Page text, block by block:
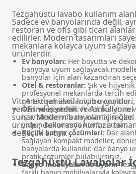
Tezgahüstü lavabo kullanım
Sadece ev banyolarında değil,
restoran ve ofis gibi ticari
edilirler. Modern tasarımları
mekanlara kolayca uyum
ürünlerdir.
Ev banyoları: Her boyutta ve
banyoya uyum sağlayacak
banyolar için alan kazandıran
Otel & restoranlar: Şık ve
profesyonel mekanlarda tercih
gerektiren alanlar için uygundur.
Ofis ve iş yerleri:Pratik kullanım
iş ortamlarında da avantaj
yoğun kullanımda konfor sunar.
Küçük banyo çözümleri: Dar
sağlayan kompakt modeller,
banyolarda kullanılır. dar banyo
pratik çözümler bulabilirsiniz.
Banyo mobilyaları ile uyum:
farklı banyo mobilyalarıyla
VitrA tezgahüstü lavabo
yerlerinde estetik ve fonksiyonel
sunar. Modern banyolar için
ürünler, dekorasyonunuzu
değerini artırır.
Tezgahüstü Lavabolar